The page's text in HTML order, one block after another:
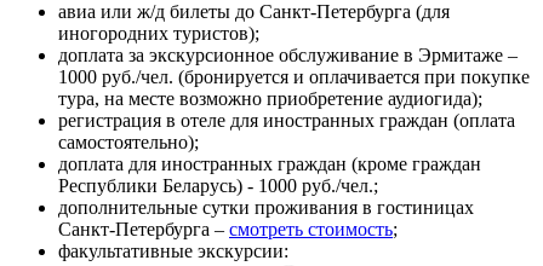
авиа или ж/д билеты до Санкт-Петербурга (для
иногородних туристов);
доплата за экскурсионное обслуживание в Эрмитаже –
1000 руб./чел. (бронируется и оплачивается при покупке
тура, на месте возможно приобретение аудиогида);
регистрация в отеле для иностранных граждан (оплата
самостоятельно);
доплата для иностранных граждан (кроме граждан
Республики Беларусь) - 1000 руб./чел.;
дополнительные сутки проживания в гостиницах
Санкт-Петербурга – смотреть стоимость;
факультативные экскурсии: